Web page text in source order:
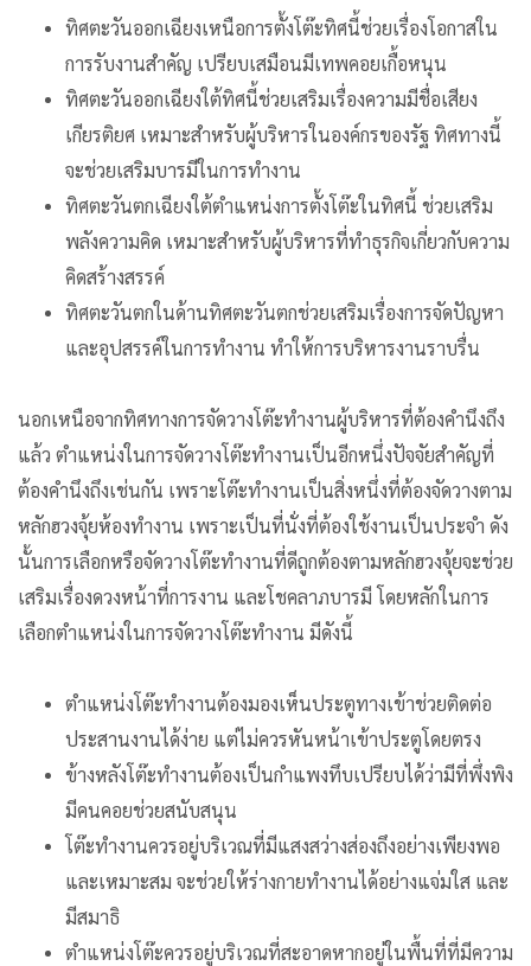
ทิศตะวันออกเฉียงเหนือการตั้งโต๊ะทิศนี้ช่วยเรื่องโอกาสใน
การรับงานสำคัญ เปรียบเสมือนมีเทพคอยเกื้อหนุน
ทิศตะวันออกเฉียงใต้ทิศนี้ช่วยเสริมเรื่องความมีชื่อเสียง
เกียรติยศ เหมาะสำหรับผู้บริหารในองค์กรของรัฐ ทิศทางนี้
จะช่วยเสริมบารมีในการทำงาน
ทิศตะวันตกเฉียงใต้ตำแหน่งการตั้งโต๊ะในทิศนี้ ช่วยเสริม
พลังความคิด เหมาะสำหรับผู้บริหารที่ทำธุรกิจเกี่ยวกับความ
คิดสร้างสรรค์
ทิศตะวันตกในด้านทิศตะวันตกช่วยเสริมเรื่องการจัดปัญหา
และอุปสรรค์ในการทำงาน ทำให้การบริหารงานราบรื่น
นอกเหนือจากทิศทางการจัดวางโต๊ะทำงานผู้บริหารที่ต้องคำนึงถึง
แล้ว ตำแหน่งในการจัดวางโต๊ะทำงานเป็นอีกหนึ่งปัจจัยสำคัญที่
ต้องคำนึงถึงเช่นกัน เพราะโต๊ะทำงานเป็นสิ่งหนึ่งที่ต้องจัดวางตาม
หลักฮวงจุ้ยห้องทำงาน เพราะเป็นที่นั่งที่ต้องใช้งานเป็นประจำ ดัง
นั้นการเลือกหรือจัดวางโต๊ะทำงานที่ดีถูกต้องตามหลักฮวงจุ้ยจะช่วย
เสริมเรื่องดวงหน้าที่การงาน และโชคลาภบารมี โดยหลักในการ
เลือกตำแหน่งในการจัดวางโต๊ะทำงาน มีดังนี้
ตำแหน่งโต๊ะทำงานต้องมองเห็นประตูทางเข้าช่วยติดต่อ
ประสานงานได้ง่าย แต่ไม่ควรหันหน้าเข้าประตูโดยตรง
ข้างหลังโต๊ะทำงานต้องเป็นกำแพงทึบเปรียบได้ว่ามีที่พึ่งพิง
มีคนคอยช่วยสนับสนุน
โต๊ะทำงานควรอยู่บริเวณที่มีแสงสว่างส่องถึงอย่างเพียงพอ
และเหมาะสม จะช่วยให้ร่างกายทำงานได้อย่างแจ่มใส และ
มีสมาธิ
ตำแหน่งโต๊ะควรอยู่บริเวณที่สะอาดหากอยู่ในพื้นที่ที่มีความ